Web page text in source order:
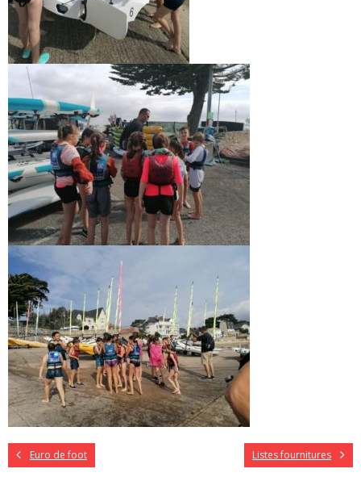
Euro de foot Listes fournitures